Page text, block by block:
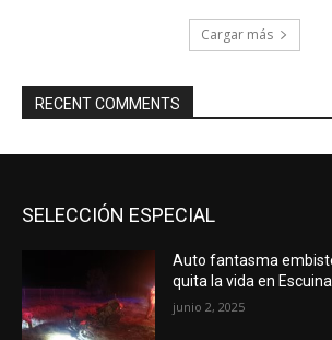
Cargar más
RECENT COMMENTS
SELECCIÓN ESPECIAL
Auto fantasma
quita la vida en
junio 2, 2025